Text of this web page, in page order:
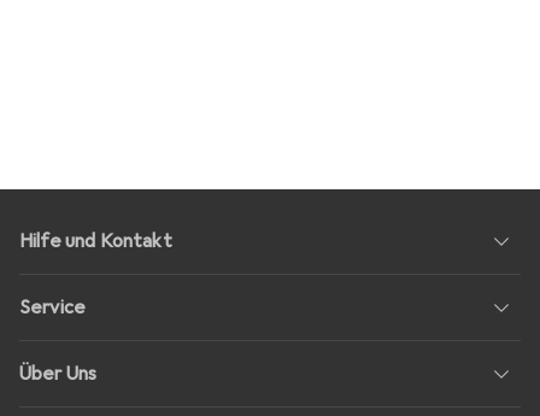
Hilfe und Kontakt
Service
Über Uns